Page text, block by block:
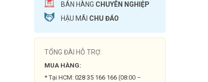
BÁN HÀNG CHUYÊN NGHIỆP
HẬU MÃI CHU ĐÁO
TỔNG ĐÀI HỖ TRỢ:
MUA HÀNG:
* Tại HCM: 028 35 166 166 (08:00 –